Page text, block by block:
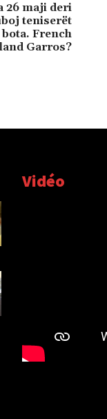
26 maji deri
teniserët
French
Garros?
Vidéo